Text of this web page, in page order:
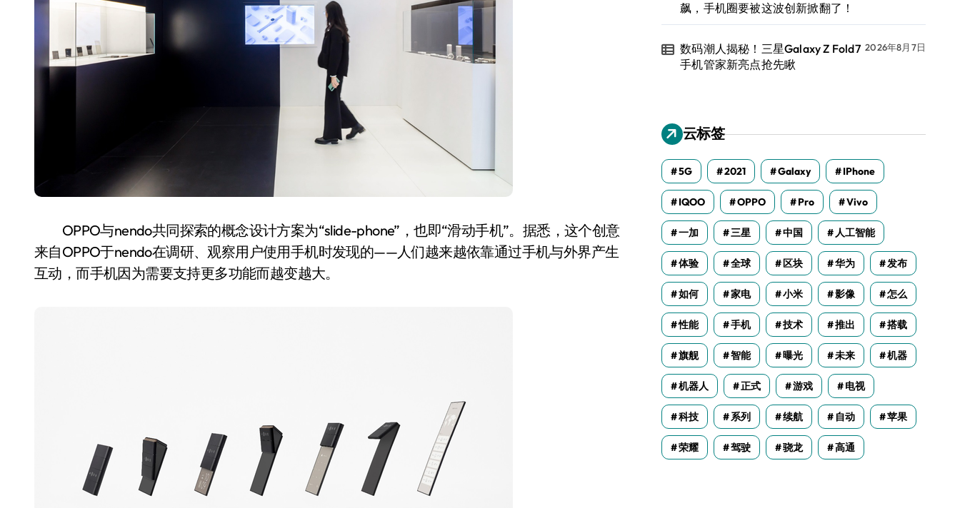
OPPO与nendo共同探索的概念设计方案为“slide-phone”，也即“滑动手机”。据悉，这个创意
来自OPPO于nendo在调研、观察用户使用手机时发现的——人们越来越依靠通过手机与外界产生
互动，而手机因为需要支持更多功能而越变越大。
飙，手机圈要被这波创新掀翻了！
数码潮人揭秘！三星Galaxy Z Fold7
手机管家新亮点抢先瞅
2026年8月7日
云标签
5G 2021 Galaxy IPhone
IQOO OPPO Pro Vivo
一加 三星 中国 人工智能
体验 全球 区块 华为 发布
如何 家电 小米 影像 怎么
性能 手机 技术 推出 搭载
旗舰 智能 曝光 未来 机器
机器人 正式 游戏 电视
科技 系列 续航 自动 苹果
荣耀 驾驶 骁龙 高通